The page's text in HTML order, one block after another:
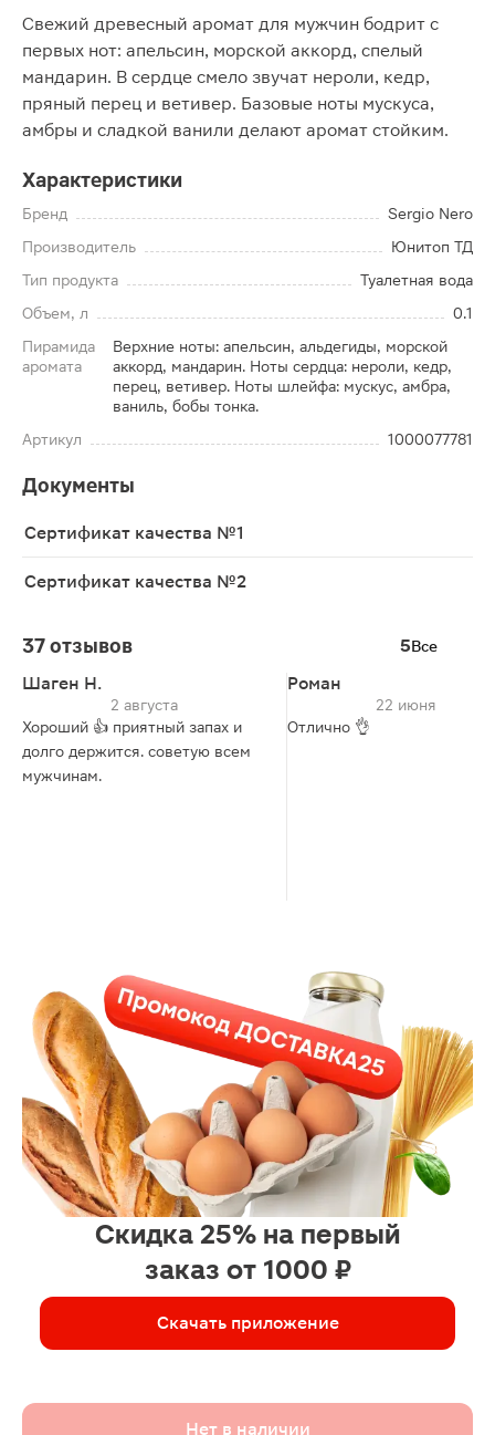
Свежий древесный аромат для мужчин бодрит с
первых нот: апельсин, морской аккорд, спелый
мандарин. В сердце смело звучат нероли, кедр,
пряный перец и ветивер. Базовые ноты мускуса,
амбры и сладкой ванили делают аромат стойким.
Характеристики
Бренд
Sergio Nero
Производитель
Юнитоп ТД
Тип продукта
Туалетная вода
Объем, л
0.1
Пирамида
аромата
Верхние ноты: апельсин, альдегиды, морской
аккорд, мандарин. Ноты сердца: нероли, кедр,
перец, ветивер. Ноты шлейфа: мускус, амбра,
ваниль, бобы тонка.
Артикул
1000077781
Документы
Сертификат качества №1
Сертификат качества №2
37 отзывов 5Все
Шаген Н.
2 августа
Хороший 👍 приятный запах и
долго держится. советую всем
мужчинам.
Роман
22 июня
Отлично 👌
Скидка 25% на первый
заказ от 1000 ₽
Скачать приложение
Нет в наличии